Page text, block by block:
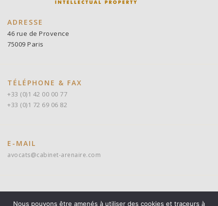
ADRESSE
46 rue de Provence
75009 Paris
TÉLÉPHONE & FAX
+33 (0)1 42 00 00 77
+33 (0)1 72 69 06 82
E-MAIL
avocats@cabinet-arenaire.com
Nous pouvons être amenés à utiliser des cookies et traceurs à